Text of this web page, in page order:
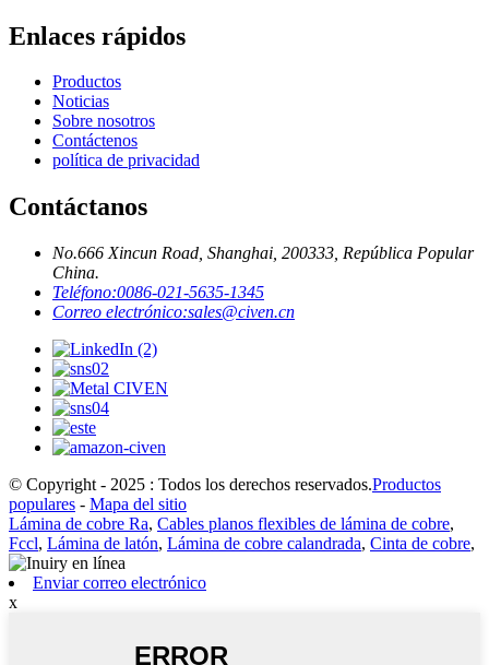
Enlaces rápidos
Productos
Noticias
Sobre nosotros
Contáctenos
política de privacidad
Contáctanos
No.666 Xincun Road, Shanghai, 200333, República Popular
China.
Teléfono:0086-021-5635-1345
Correo electrónico:sales@civen.cn
© Copyright - 2025 : Todos los derechos reservados.Productos
populares - Mapa del sitio
Lámina de cobre Ra, Cables planos flexibles de lámina de cobre,
Fccl, Lámina de latón, Lámina de cobre calandrada, Cinta de cobre,
Enviar correo electrónico
x